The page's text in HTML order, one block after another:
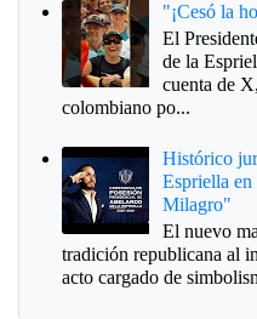
"¡Cesó la
El
de la
cuenta de
colombiano po...
Histórico
Espriella
Milagro"
El nuevo
tradición republicana al
acto cargado de